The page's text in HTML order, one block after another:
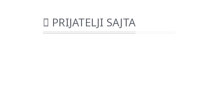
PRIJATELJI SAJTA